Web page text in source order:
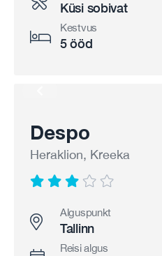
Küsi sobivat
Kestvus
5 ööd
Despo
Heraklion, Kreeka
Alguspunkt
Tallinn
Reisi algus